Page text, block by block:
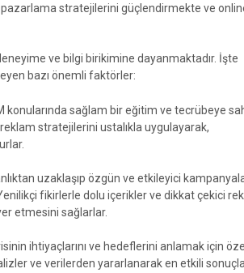
stratejilerini güçlendirmekte ve
ve bilgi birikimine dayanmaktadır. İşte
bazı önemli faktörler:
konularında sağlam bir eğitim ve tecrübeye
stratejilerini ustalıkla uygulayarak,
uzaklaşıp özgün ve etkileyici
fikirlerle dolu içerikler ve dikkat çekici
etmesini sağlarlar.
ihtiyaçlarını ve hedeflerini anlamak için
ve verilerden yararlanarak en etkili